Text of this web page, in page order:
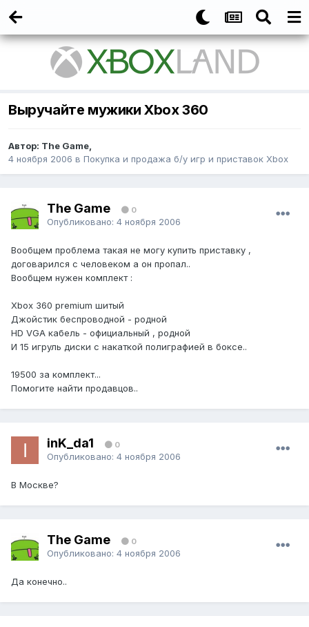
Выручайте мужики Xbox 360
Автор: The Game,
4 ноября 2006 в Покупка и продажа б/у игр и приставок Xbox
The Game 0
Опубликовано: 4 ноября 2006
Вообщем проблема такая не могу купить приставку ,
договарился с человеком а он пропал..
Вообщем нужен комплект :
Xbox 360 premium шитый
Джойстик беспроводной - родной
HD VGA кабель - официальный , родной
И 15 игруль диски с накаткой полиграфией в боксе..
19500 за комплект...
Помогите найти продавцов..
inK_da1 0
Опубликовано: 4 ноября 2006
В Москве?
The Game 0
Опубликовано: 4 ноября 2006
Да конечно..